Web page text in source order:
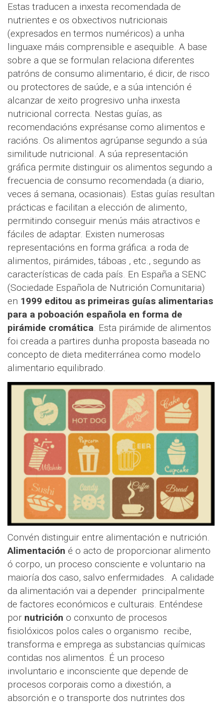
Estas traducen a inxesta recomendada de
nutrientes e os obxectivos nutricionais
(expresados en termos numéricos) a unha
linguaxe máis comprensible e asequible. A base
sobre a que se formulan relaciona diferentes
patróns de consumo alimentario, é dicir, de risco
ou protectores de saúde, e a súa intención é
alcanzar de xeito progresivo unha inxesta
nutricional correcta. Nestas guías, as
recomendacións exprésanse como alimentos e
racións. Os alimentos agrúpanse segundo a súa
similitude nutricional. A súa representación
gráfica permite distinguir os alimentos segundo a
frecuencia de consumo recomendada (a diario,
veces á semana, ocasionais). Estas guías resultan
prácticas e facilitan a elección de alimento,
permitindo conseguir menús máis atractivos e
fáciles de adaptar. Existen numerosas
representacións en forma gráfica: a roda de
alimentos, pirámides, táboas , etc., segundo as
características de cada país. En España a SENC
(Sociedade Española de Nutrición Comunitaria)
en 1999 editou as primeiras guías alimentarias
para a poboación española en forma de
pirámide cromática. Esta pirámide de alimentos
foi creada a partires dunha proposta baseada no
concepto de dieta mediterránea como modelo
alimentario equilibrado.
Convén distinguir entre alimentación e nutrición.
Alimentación é o acto de proporcionar alimento
ó corpo, un proceso consciente e voluntario na
maioría dos caso, salvo enfermidades. A calidade
da alimentación vai a depender principalmente
de factores económicos e culturais. Enténdese
por nutrición o conxunto de procesos
fisiolóxicos polos cales o organismo recibe,
transforma e emprega as substancias químicas
contidas nos alimentos. É un proceso
involuntario e inconsciente que depende de
procesos corporais como a dixestión, a
absorción e o transporte dos nutrintes dos